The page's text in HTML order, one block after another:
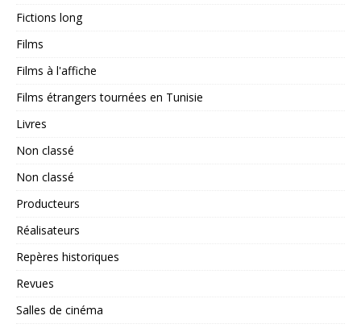
Fictions long
Films
Films à l'affiche
Films étrangers tournées en Tunisie
Livres
Non classé
Non classé
Producteurs
Réalisateurs
Repères historiques
Revues
Salles de cinéma